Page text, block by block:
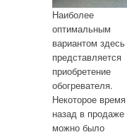
Наиболее
оптимальным
вариантом здесь
представляется
приобретение
обогревателя.
Некоторое время
назад в продаже
можно было